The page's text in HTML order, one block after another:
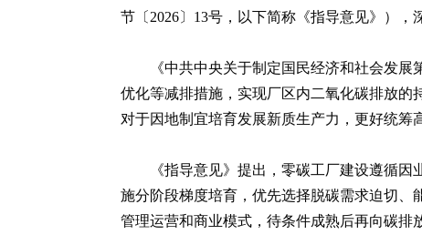
节〔2026〕13号，以下简称《指导意见》）
《中共中央关于制定国民经济和社会发
优化等减排措施，实现厂区内二氧化碳排放的
对于因地制宜培育发展新质生产力，更好统筹
《指导意见》提出，零碳工厂建设遵循
施分阶段梯度培育，优先选择脱碳需求迫切、
管理运营和商业模式，待条件成熟后再向碳排